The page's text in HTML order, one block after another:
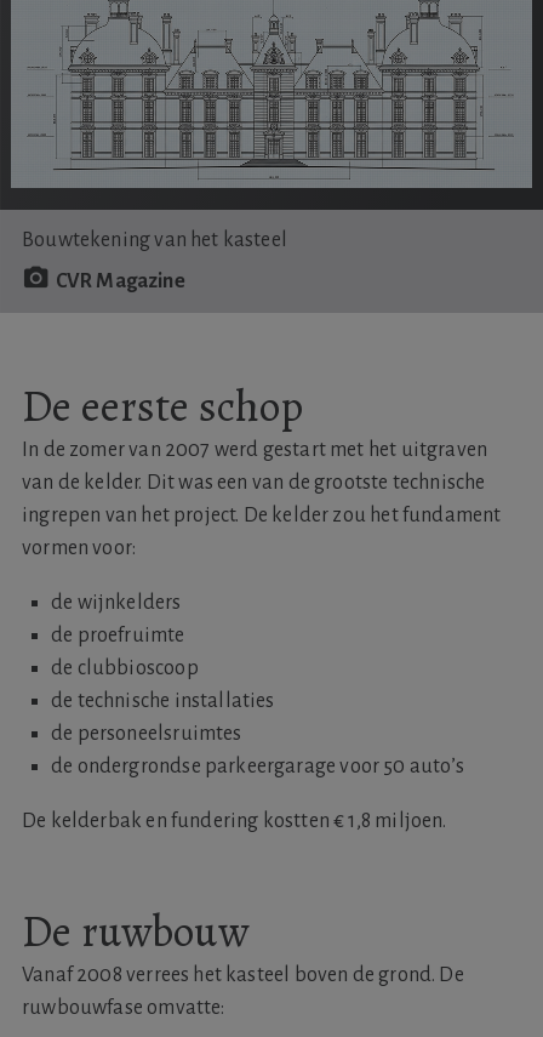
Bouwtekening van het kasteel
CVR Magazine
De eerste schop
In de zomer van 2007 werd gestart met het uitgraven
van de kelder. Dit was een van de grootste technische
ingrepen van het project. De kelder zou het fundament
vormen voor:
de wijnkelders
de proefruimte
de clubbioscoop
de technische installaties
de personeelsruimtes
de ondergrondse parkeergarage voor 50 auto’s
De kelderbak en fundering kostten € 1,8 miljoen.
De ruwbouw
Vanaf 2008 verrees het kasteel boven de grond. De
ruwbouwfase omvatte: